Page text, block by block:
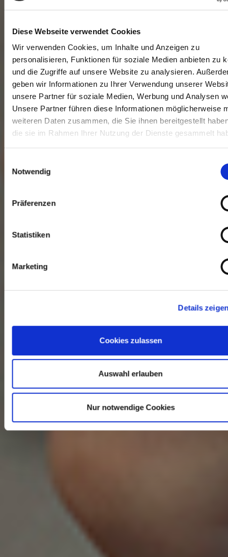
Diese Webseite verwendet Cookies
Wir verwenden Cookies, um Inhalte und Anzeigen zu
personalisieren, Funktionen für soziale Medien anbieten zu
und die Zugriffe auf unsere Website zu analysieren.
geben wir Informationen zu Ihrer Verwendung unserer
unsere Partner für soziale Medien, Werbung und Analysen
Unsere Partner führen diese Informationen möglicherweise
weiteren Daten zusammen, die Sie ihnen bereitgestellt
die sie im Rahmen Ihrer Nutzung der Dienste gesammelt
Notwendig
Präferenzen
Statistiken
Marketing
Details
Cookies zulassen
Auswahl erlauben
Nur notwendige Cookies